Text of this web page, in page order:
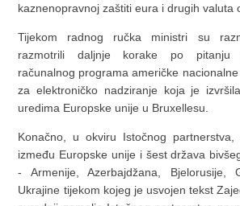
kaznenopravnoj zaštiti eura i drugih valuta
Tijekom radnog ručka ministri su
razmotrili daljnje korake po pitanju
računalnog programa američke
za elektroničko nadziranje koja je
uredima Europske unije u Bruxellesu.
Konačno, u okviru Istočnog
između Europske unije i šest država
- Armenije, Azerbajdžana, Bjelorusije,
Ukrajine tijekom kojeg je usvojen tekst